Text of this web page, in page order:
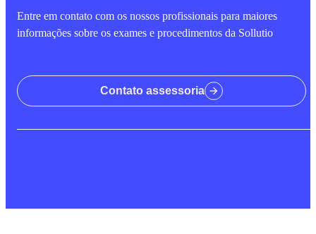
Entre em contato com os nossos profissionais para maiores
informações sobre os exames e procedimentos da Sollutio
Contato assessoria